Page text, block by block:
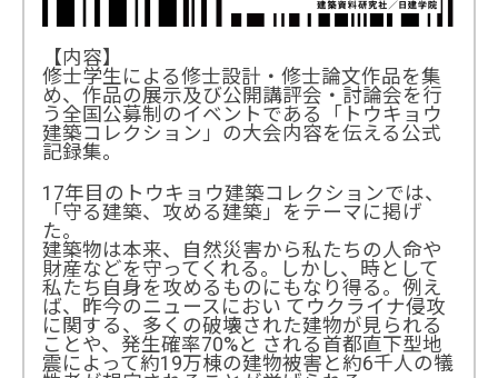
【内容】
修士学生による修士設計・修士論文作品を集
め、作品の展示及び公開講評会・討論会を行
う全国公募制のイベントである「トウキョウ
建築コレクション」の大会内容を伝える公式
記録集。
17年目のトウキョウ建築コレクションでは、
「守る建築、攻める建築」をテーマに掲げ
た。
建築物は本来、自然災害から私たちの人命や
財産などを守ってくれる。しかし、時として
私たち自身を攻めるものにもなり得る。例え
ば、昨今のニュースにおい てウクライナ侵攻
に関する、多くの破壊された建物が見られる
ことや、発生確率70%と される首都直下型地
震によって約19万棟の建物被害と約6千人の犠